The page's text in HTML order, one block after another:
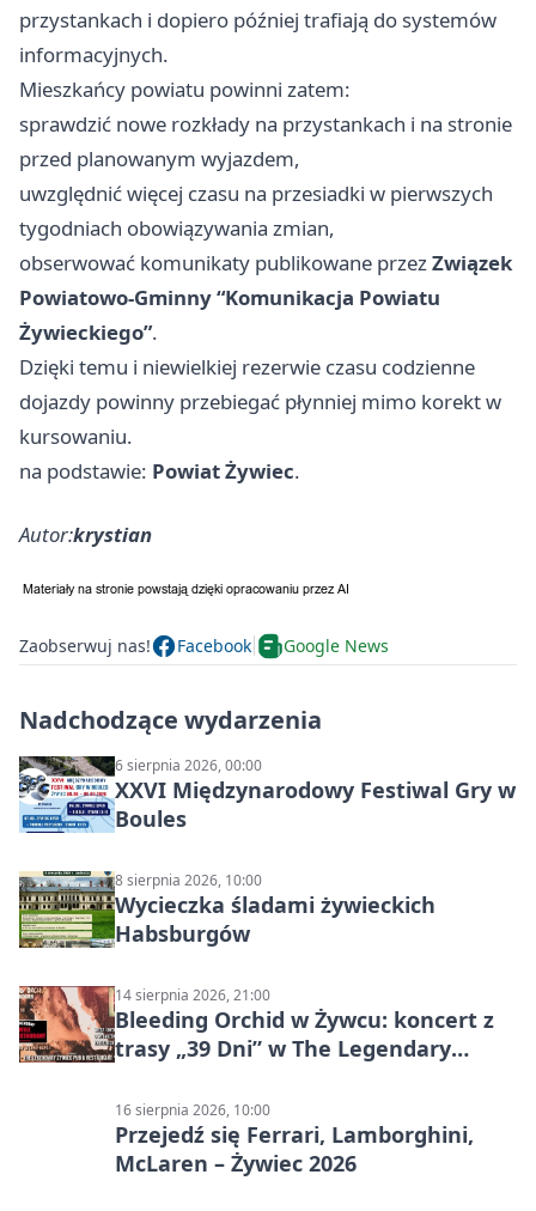
przystankach i dopiero później trafiają do systemów
informacyjnych.
Mieszkańcy powiatu powinni zatem:
sprawdzić nowe rozkłady na przystankach i na stronie
przed planowanym wyjazdem,
uwzględnić więcej czasu na przesiadki w pierwszych
tygodniach obowiązywania zmian,
obserwować komunikaty publikowane przezZwiązek
Powiatowo-Gminny “Komunikacja Powiatu
Żywieckiego”.
Dzięki temu i niewielkiej rezerwie czasu codzienne
dojazdy powinny przebiegać płynniej mimo korekt w
kursowaniu.
na podstawie: Powiat Żywiec.
Autor:krystian
Zaobserwuj nas! Facebook Google News
Nadchodzące wydarzenia
6 sierpnia 2026, 00:00
XXVI Międzynarodowy Festiwal Gry w
Boules
8 sierpnia 2026, 10:00
Wycieczka śladami żywieckich
Habsburgów
14 sierpnia 2026, 21:00
Bleeding Orchid w Żywcu: koncert z
trasy „39 Dni” w The Legendary
16 sierpnia 2026, 10:00
Przejedź się Ferrari, Lamborghini,
McLaren – Żywiec 2026